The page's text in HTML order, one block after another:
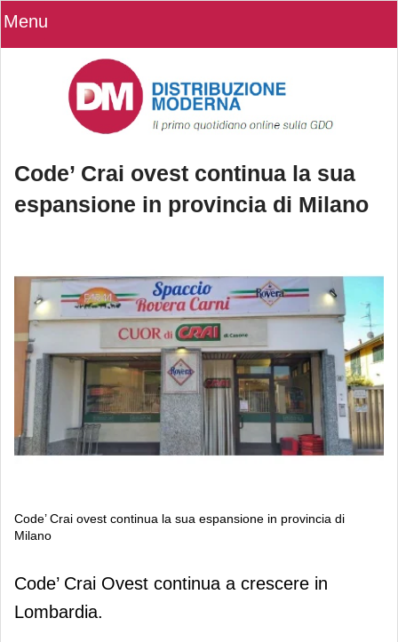
Menu
Code’ Crai ovest continua la sua
espansione in provincia di Milano
Code’ Crai ovest continua la sua espansione in provincia di
Milano
Code’ Crai ovest continua la sua
espansione in provincia di Milano
Code’ Crai Ovest continua a crescere in
Lombardia.